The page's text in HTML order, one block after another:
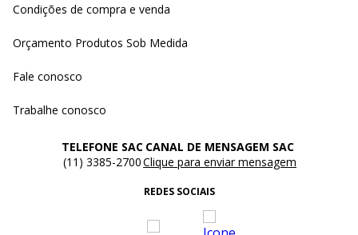
Condições de compra e venda
Orçamento Produtos Sob Medida
Fale conosco
Trabalhe conosco
TELEFONE SAC
(11) 3385-2700
CANAL DE MENSAGEM SAC
Clique para enviar mensagem
REDES SOCIAIS